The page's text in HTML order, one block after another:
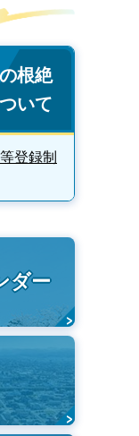
根絶
いて
登録制
ダー